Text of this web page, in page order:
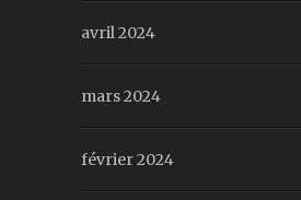
avril 2024
mars 2024
février 2024